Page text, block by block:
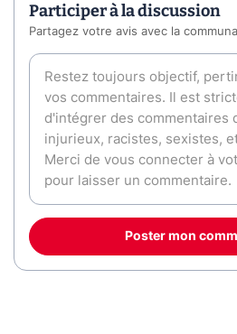
Participer à la discussion
Partagez votre avis avec la
Poster mon